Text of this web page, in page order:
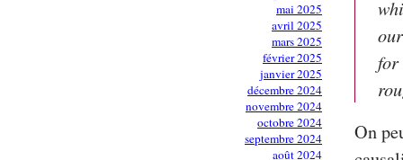
mai 2025
avril 2025
mars 2025
février 2025
janvier 2025
décembre 2024
novembre 2024
octobre 2024
septembre 2024
août 2024
for
On